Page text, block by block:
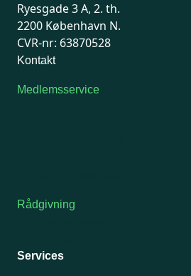
Ryesgade 3 A, 2. th.
2200 København N.
CVR-nr: 63870528
Kontakt
Medlemsservice
Rådgivning
Services